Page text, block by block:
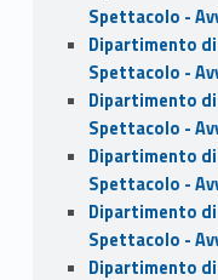
Spettacolo -
Dipartimento
Spettacolo -
Dipartimento
Spettacolo -
Dipartimento
Spettacolo -
Dipartimento
Spettacolo -
Dipartimento